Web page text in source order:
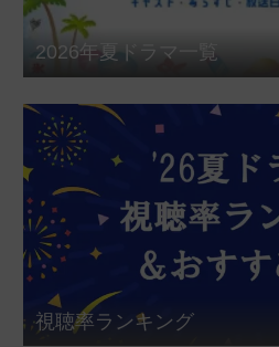
2026年夏ドラマ一覧
視聴率ランキング